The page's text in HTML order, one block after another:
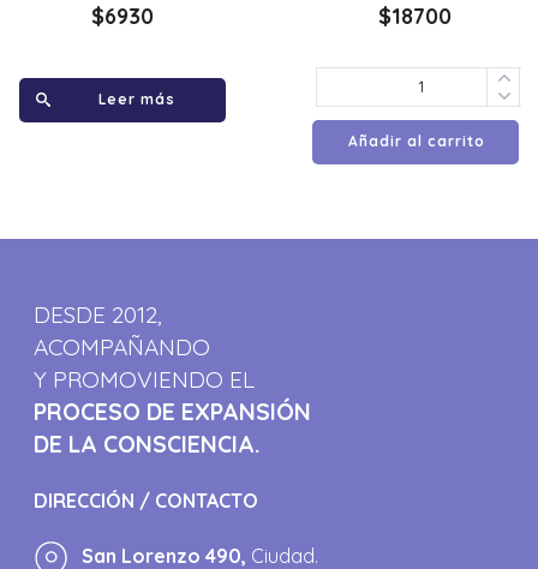
$6930
Leer más
$18700
Añadir al carrito
DESDE 2012,
ACOMPAÑANDO
Y PROMOVIENDO EL
PROCESO DE EXPANSIÓN
DE LA CONSCIENCIA.
DIRECCIÓN / CONTACTO
San Lorenzo 490, Ciudad.